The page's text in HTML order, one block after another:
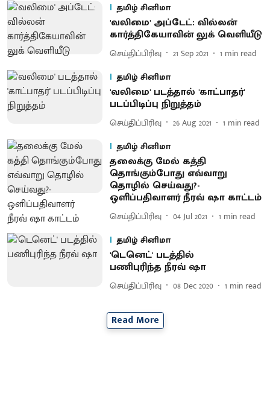
தமிழ் சினிமா
'வலிமை' அப்டேட்: வில்லன்
கார்த்திகேயாவின் லுக் வெளியீடு
செய்திப்பிரிவு 21 Sep 2021 1 min read
தமிழ் சினிமா
'வலிமை' படத்தால் 'காட்பாதர்'
படப்பிடிப்பு நிறுத்தம்
செய்திப்பிரிவு 26 Aug 2021 1 min read
தமிழ் சினிமா
தலைக்கு மேல் கத்தி
தொங்கும்போது எவ்வாறு
தொழில் செய்வது?-
ஒளிப்பதிவாளர் நீரவ் ஷா காட்டம்
செய்திப்பிரிவு 04 Jul 2021 1 min read
தமிழ் சினிமா
'டெனெட்' படத்தில்
பணிபுரிந்த நீரவ் ஷா
செய்திப்பிரிவு 08 Dec 2020 1 min read
Read More